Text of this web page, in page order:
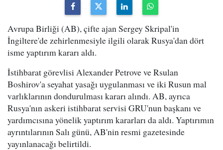
Avrupa Birliği (AB), çifte ajan Sergey Skripal'in
İngiltere'de zehirlenmesiyle ilgili olarak Rusya'dan dört
isme yaptırım kararı aldı.
İstihbarat görevlisi Alexander Petrove ve Rsulan
Boshirov'a seyahat yasağı uygulanması ve iki Rusun mal
varlıklarının dondurulması kararı alındı. AB, ayrıca
Rusya'nın askeri istihbarat servisi GRU'nun başkanı ve
yardımcısına yönelik yaptırım kararları da aldı. Yaptırımın
ayrıntılarının Salı günü, AB'nin resmi gazetesinde
yayınlanacağı belirtildi.